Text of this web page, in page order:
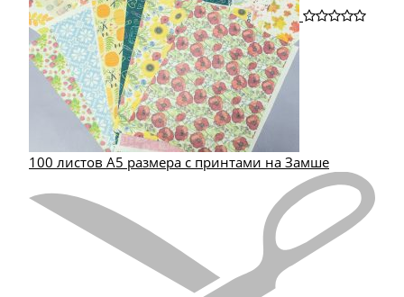
100 листов А5 размера с принтами на Замше